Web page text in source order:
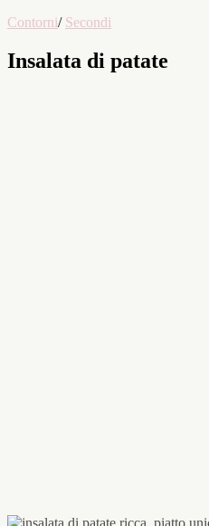
Contorni/ Secondi
Insalata di patate